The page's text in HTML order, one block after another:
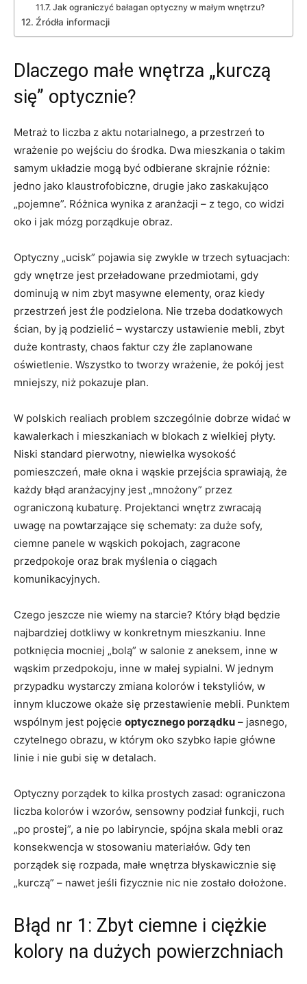
Jak ograniczyć bałagan optyczny w małym wnętrzu?
Źródła informacji
Dlaczego małe wnętrza „kurczą
się” optycznie?
Metraż to liczba z aktu notarialnego, a przestrzeń to
wrażenie po wejściu do środka. Dwa mieszkania o takim
samym układzie mogą być odbierane skrajnie różnie:
jedno jako klaustrofobiczne, drugie jako zaskakująco
„pojemne”. Różnica wynika z aranżacji – z tego, co widzi
oko i jak mózg porządkuje obraz.
Optyczny „ucisk” pojawia się zwykle w trzech sytuacjach:
gdy wnętrze jest przeładowane przedmiotami, gdy
dominują w nim zbyt masywne elementy, oraz kiedy
przestrzeń jest źle podzielona. Nie trzeba dodatkowych
ścian, by ją podzielić – wystarczy ustawienie mebli, zbyt
duże kontrasty, chaos faktur czy źle zaplanowane
oświetlenie. Wszystko to tworzy wrażenie, że pokój jest
mniejszy, niż pokazuje plan.
W polskich realiach problem szczególnie dobrze widać w
kawalerkach i mieszkaniach w blokach z wielkiej płyty.
Niski standard pierwotny, niewielka wysokość
pomieszczeń, małe okna i wąskie przejścia sprawiają, że
każdy błąd aranżacyjny jest „mnożony” przez
ograniczoną kubaturę. Projektanci wnętrz zwracają
uwagę na powtarzające się schematy: za duże sofy,
ciemne panele w wąskich pokojach, zagracone
przedpokoje oraz brak myślenia o ciągach
komunikacyjnych.
Czego jeszcze nie wiemy na starcie? Który błąd będzie
najbardziej dotkliwy w konkretnym mieszkaniu. Inne
potknięcia mocniej „bolą” w salonie z aneksem, inne w
wąskim przedpokoju, inne w małej sypialni. W jednym
przypadku wystarczy zmiana kolorów i tekstyliów, w
innym kluczowe okaże się przestawienie mebli. Punktem
wspólnym jest pojęcie optycznego porządku – jasnego,
czytelnego obrazu, w którym oko szybko łapie główne
linie i nie gubi się w detalach.
Optyczny porządek to kilka prostych zasad: ograniczona
liczba kolorów i wzorów, sensowny podział funkcji, ruch
„po prostej”, a nie po labiryncie, spójna skala mebli oraz
konsekwencja w stosowaniu materiałów. Gdy ten
porządek się rozpada, małe wnętrza błyskawicznie się
„kurczą” – nawet jeśli fizycznie nic nie zostało dołożone.
Błąd nr 1: Zbyt ciemne i ciężkie
kolory na dużych powierzchniach